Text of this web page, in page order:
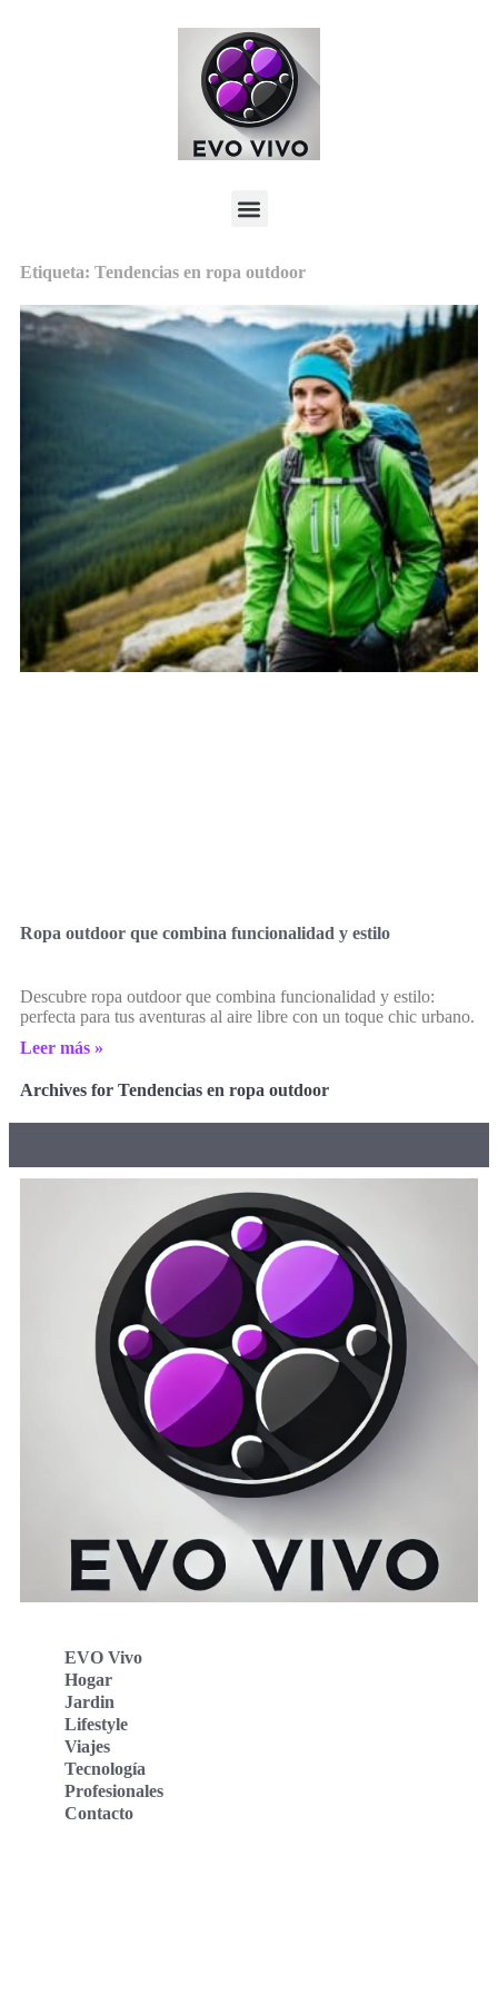
Etiqueta: Tendencias en ropa outdoor
Ropa outdoor que combina funcionalidad y estilo
Descubre ropa outdoor que combina funcionalidad y estilo:
perfecta para tus aventuras al aire libre con un toque chic urbano.
Leer más »
Archives for Tendencias en ropa outdoor
EVO Vivo
Hogar
Jardin
Lifestyle
Viajes
Tecnología
Profesionales
Contacto